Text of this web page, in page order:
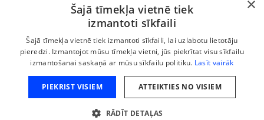
+37124227787
E-pasts:
info@evriga.lv
Dzinējs: Elektrība
×
Šajā tīmekļa vietnē tiek
izmantoti sīkfaili
Šajā tīmekļa vietnē tiek izmantoti sīkfaili, lai uzlabotu lietotāju
pieredzi. Izmantojot mūsu tīmekļa vietni, jūs piekrītat visu sīkfailu
izmantošanai saskaņā ar mūsu sīkfailu politiku. Lasīt vairāk
PIEKRIST VISIEM ATTEIKTIES NO VISIEM
RĀDĪT DETAĻAS